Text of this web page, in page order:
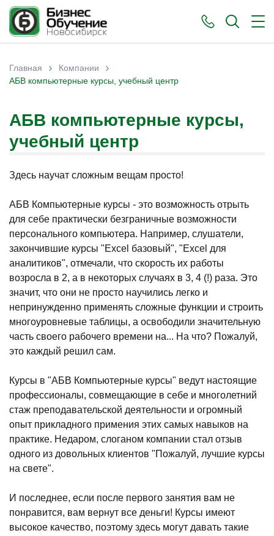
Вы здесь
Главная › Компании ›
АБВ компьютерные курсы, учебный центр
АБВ компьютерные курсы,
учебный центр
Здесь научат сложным вещам просто!
АБВ Компьютерные курсы - это возможность отрыть
для себе практически безграничные возможности
персонального компьютера. Например, слушатели,
закончившие курсы "Excel базовый", "Excel для
аналитиков", отмечали, что скорость их работы
возросла в 2, а в некоторых случаях в 3, 4 (!) раза. Это
значит, что они не просто научились легко и
непринужденно применять сложные функции и строить
многоуровневые таблицы, а освободили значительную
часть своего рабочего времени на... На что? Пожалуй,
это каждый решил сам.
Курсы в "АБВ Компьютерные курсы" ведут настоящие
профессионалы, совмещающие в себе и многолетний
стаж преподавательской деятельности и огромный
опыт прикладного примения этих самых навыков на
практике. Недаром, слоганом компании стал отзыв
одного из довольных клиентов "Пожалуй, лучшие курсы
на свете".
И последнее, если после первого занятия вам не
понравится, вам вернут все деньги! Курсы имеют
высокое качество, поэтому здесь могут давать такие